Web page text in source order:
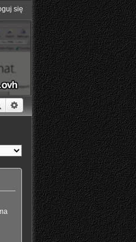
się
Szukaj Wyszukiwanie zaawansowane